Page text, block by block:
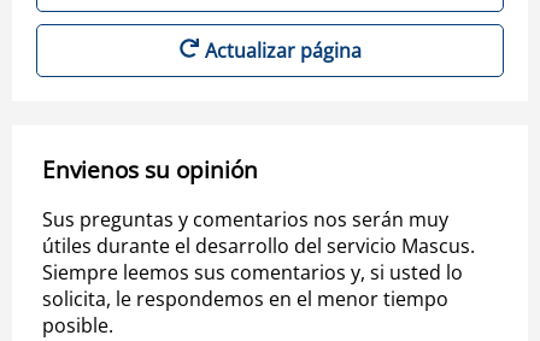
Actualizar página
Envienos su opinión
Sus preguntas y comentarios nos serán muy
útiles durante el desarrollo del servicio Mascus.
Siempre leemos sus comentarios y, si usted lo
solicita, le respondemos en el menor tiempo
posible.